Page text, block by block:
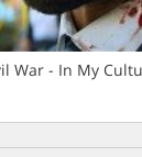
War - In My